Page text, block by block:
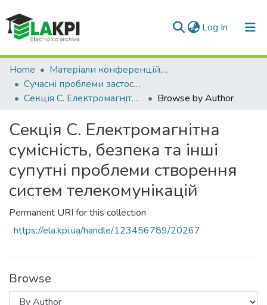
Log In (current)
Communities & Collections
All of DSpace
Home
Матеріали конференцій, семінарів і т.п.
Сучасні проблеми застосування електронних та інформаційних технологій в телекомунікаціях, телебаченні та цифровому кінематографі
Секція С. Електромагнітна сумісність, безпека та інші супутні проблеми створення систем телекомунікацій
Browse by Author
Секція С. Електромагнітна
сумісність, безпека та інші
супутні проблеми створення
систем телекомунікацій
Permanent URI for this collection
https://ela.kpi.ua/handle/123456789/20267
Browse